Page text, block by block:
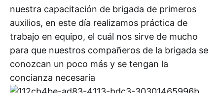
nuestra capacitación de brigada de primeros
auxilios, en este día realizamos práctica de
trabajo en equipo, el cuál nos sirve de mucho
para que nuestros compañeros de la brigada se
conozcan un poco más y se tengan la
concianza necesaria